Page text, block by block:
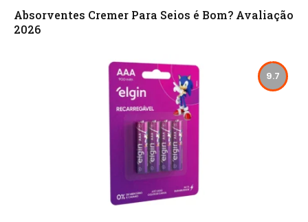
Absorventes Cremer Para Seios é Bom? Avaliação
2026
9.7